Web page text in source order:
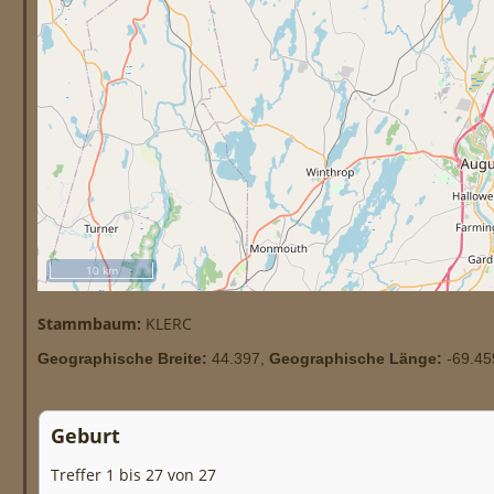
10 km
Stammbaum: KLERC
Geographische Breite: 44.397, Geographische Länge: -
Geburt
Treffer 1 bis 27 von 27